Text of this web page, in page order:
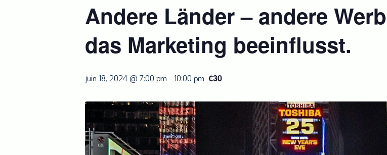
Andere Länder – andere
das Marketing beeinflusst.
juin 18, 2024 @ 7:00 pm - 10:00 pm €30